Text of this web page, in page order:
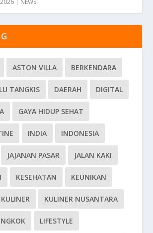
ASTON VILLA BERKENDARA
TANGKIS DAERAH DIGITAL
GAYA HIDUP SEHAT
INDIA INDONESIA
JAJANAN PASAR JALAN KAKI
KESEHATAN KEUNIKAN
KULINER KULINER NUSANTARA
LIFESTYLE